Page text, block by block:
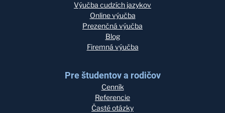
Výučba cudzích jazykov
Online výučba
Prezenčná výučba
Blog
Firemná výučba
Pre študentov a rodičov
Cenník
Referencie
Časté otázky